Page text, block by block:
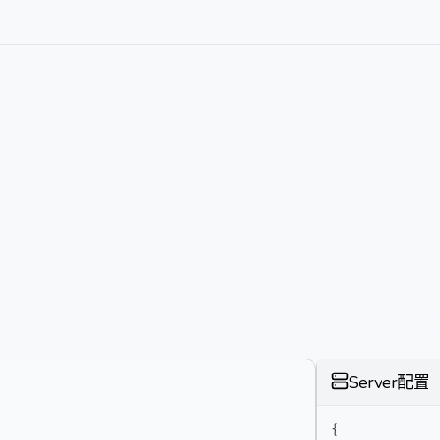
Server配置
{